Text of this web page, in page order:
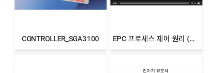
CONTROLLER_SGA3100 EPC 프로세스 제어 원리 (동영상 소개)